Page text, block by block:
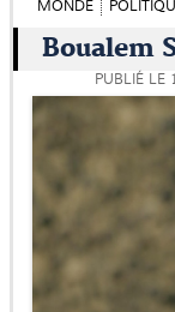
MONDE
Boualem
PUBLIÉ LE